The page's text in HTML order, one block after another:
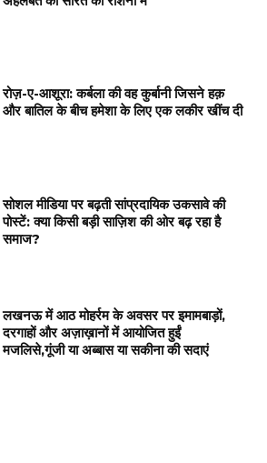
रोज़-ए-आशूरा: कर्बला की वह कुर्बानी जिसने हक़
और बातिल के बीच हमेशा के लिए एक लकीर खींच दी
सोशल मीडिया पर बढ़ती सांप्रदायिक उकसावे की
पोस्टें: क्या किसी बड़ी साज़िश की ओर बढ़ रहा है
समाज?
लखनऊ में आठ मोहर्रम के अवसर पर इमामबाड़ों,
दरगाहों और अज़ाख़ानों में आयोजित हुईं
मजलिसे,गूंजी या अब्बास या सकीना की सदाएं